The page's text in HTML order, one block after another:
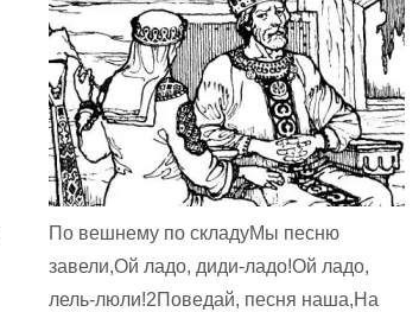
По вешнему по складуМы песню
завели,Ой ладо, диди-ладо!Ой ладо,
лель-люли!2Поведай, песня наша,На